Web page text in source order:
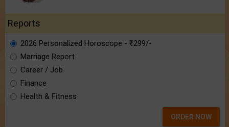
Reports
2026 Personalized Horoscope - ₹299/-
Marriage Report
Career / Job
Finance
Health & Fitness
ORDER NOW